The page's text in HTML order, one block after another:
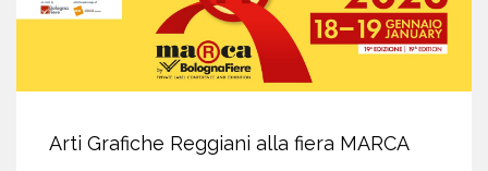
Arti Grafiche Reggiani alla fiera MARCA